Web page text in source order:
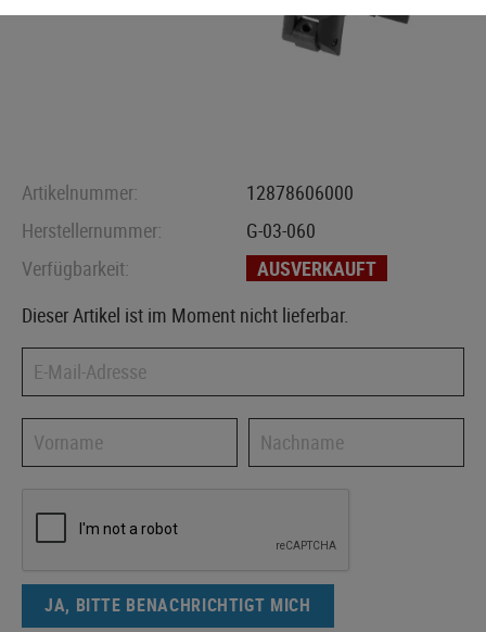
Artikelnummer:
12878606000
Herstellernummer:
G-03-060
Verfügbarkeit:
AUSVERKAUFT
Dieser Artikel ist im Moment nicht lieferbar.
JA, BITTE BENACHRICHTIGT MICH